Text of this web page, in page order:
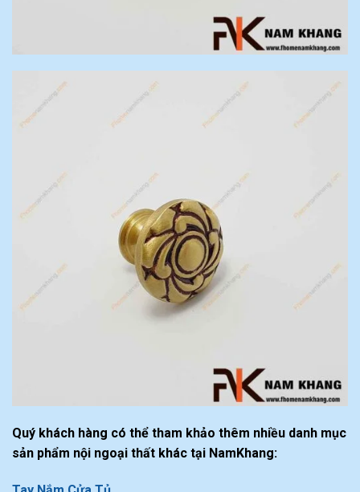
Quý khách hàng có thể tham khảo thêm nhiều danh mục
sản phẩm nội ngoại thất khác tại NamKhang: